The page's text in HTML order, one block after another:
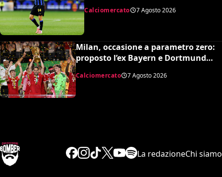
Calciomercato 7 Agosto 2026
Milan, occasione a parametro zero:
proposto l’ex Bayern e Dortmund
Raphaël Guerreiro per il nuovo
modulo
Calciomercato 7 Agosto 2026
La redazioneChi siamo